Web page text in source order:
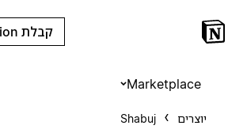
קבלת Notion בחינם
Marketplace
Shabuj